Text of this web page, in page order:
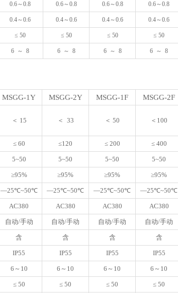
0.6～0.8 0.6～0.8 0.6～0.8 0.6～0.8
0.4～0.6 0.4～0.6 0.4～0.6 0.4～0.6
≤ 50 ≤ 50 ≤ 50 ≤ 50
6 ～ 8 6 ～ 8 6 ～ 8 6 ～ 8
MSGG-1Y MSGG-2Y MSGG-1F MSGG-2F
＜ 15 ＜ 33 ＜ 50 ＜100
≤ 60 ≤120 ≤ 200 ≤ 400
5~50 5~50 5~50 5~50
≥95% ≥95% ≥95% ≥95%
—25℃~50℃ —25℃~50℃ —25℃~50℃ —25℃~50℃
AC380 AC380 AC380 AC380
自动/手动 自动/手动 自动/手动 自动/手动
含 含 含 含
IP55 IP55 IP55 IP55
6～10 6～10 6～10 6～10
≤ 50 ≤ 50 ≤ 50 ≤ 50